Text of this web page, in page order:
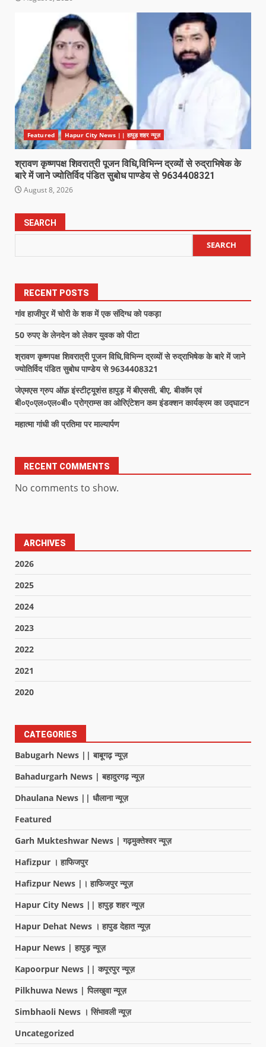
Featured Hapur City News || हापुड़ शहर न्यूज़
श्रावण कृष्णपक्ष शिवरात्री पूजन विधि,विभिन्न द्रव्यों से रुद्राभिषेक के
बारे में जाने ज्योतिर्विद पंडित सुबोध पाण्डेय से 9634408321
August 8, 2026
SEARCH
SEARCH
RECENT POSTS
गांव हाजीपुर में चोरी के शक में एक संदिग्ध को पकड़ा
50 रुपए के लेनदेन को लेकर युवक को पीटा
श्रावण कृष्णपक्ष शिवरात्री पूजन विधि,विभिन्न द्रव्यों से रुद्राभिषेक के बारे में जाने
ज्योतिर्विद पंडित सुबोध पाण्डेय से 9634408321
जेएमएस ग्रुप ऑफ़ इंस्टीट्यूशंस हापुड़ में बीएससी, बीए, बीकॉम एवं
बी०ए०एल०एल०बी० प्रोग्राम्स का ओरिएंटेशन कम इंडक्शन कार्यक्रम का उद्घाटन
महात्मा गांधी की प्रतिमा पर माल्यार्पण
RECENT COMMENTS
No comments to show.
ARCHIVES
2026
2025
2024
2023
2022
2021
2020
CATEGORIES
Babugarh News || बाबूगढ़ न्यूज़
Bahadurgarh News | बहादुरगढ़ न्यूज़
Dhaulana News || धौलाना न्यूज़
Featured
Garh Mukteshwar News | गढ़मुक्तेश्वर न्यूज़
Hafizpur । हाफिजपुर
Hafizpur News |। हाफिजपुर न्यूज़
Hapur City News || हापुड़ शहर न्यूज़
Hapur Dehat News । हापुड देहात न्यूज़
Hapur News | हापुड़ न्यूज़
Kapoorpur News || कपूरपुर न्यूज़
Pilkhuwa News | पिलखुवा न्यूज़
Simbhaoli News । सिंभावली न्यूज़
Uncategorized